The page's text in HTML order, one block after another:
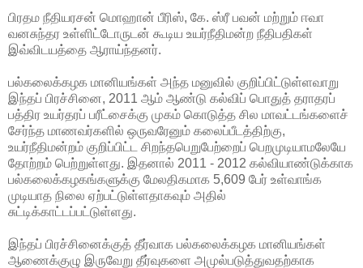
பிரதம நீதியரசன் மொஹான் பீரிஸ், கே. ஸ்ரீ பவன் மற்றும் ஈவா
வனசுந்தர உள்ளிட்டோருடன் கூடிய உயர்நீதிமன்ற நீதிபதிகள்
இவ்விடயத்தை ஆராய்ந்தனர்.
பல்கலைக்கழக மானியங்கள் அந்த மனுவில் குறிப்பிட்டுள்ளவாறு
இந்தப் பிரச்சினை, 2011 ஆம் ஆண்டு கல்விப் பொதுத் தராதரப்
பத்திர உயர்தரப் பரீட்சைக்கு முகம் கொடுத்த சில மாவட்டங்களைச்
சேர்ந்த மாணவர்களில் ஒருவரேனும் கலைப்பீடத்திற்கு,
உயர்நீதிமன்றம் குறிப்பிட்ட சிறந்தபெறுபேற்றைப் பெறமுடியாமலேயே
தோற்றம் பெற்றுள்ளது. இதனால் 2011 - 2012 கல்வியாண்டுக்காக
பல்கலைக்கழகங்களுக்கு மேலதிகமாக 5,609 பேர் உள்வாங்க
முடியாத நிலை ஏற்பட்டுள்ளதாகவும் அதில்
சுட்டிக்காட்டப்பட்டுள்ளது.
இந்தப் பிரச்சினைக்குத் தீர்வாக பல்கலைக்கழக மானியங்கள்
ஆணைக்குழு இருவேறு தீர்வுகளை அமுல்படுத்துவதற்காக